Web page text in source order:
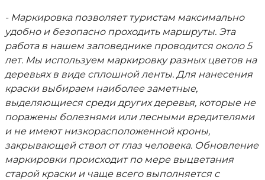
- Маркировка позволяет туристам максимально
удобно и безопасно проходить маршруты. Эта
работа в нашем заповеднике проводится около 5
лет. Мы используем маркировку разных цветов на
деревьях в виде сплошной ленты. Для нанесения
краски выбираем наиболее заметные,
выделяющиеся среди других деревья, которые не
поражены болезнями или лесными вредителями
и не имеют низкорасположенной кроны,
закрывающей ствол от глаз человека. Обновление
маркировки происходит по мере выцветания
старой краски и чаще всего выполняется с